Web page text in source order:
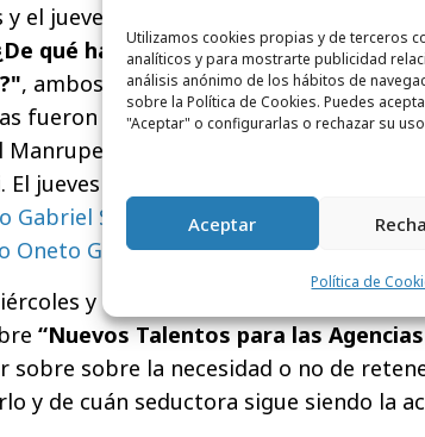
Utilizamos cookies propias y de terceros
analíticos y para mostrarte publicidad
análisis anónimo de los hábitos de
sobre la Política de Cookies. Puedes
"Aceptar" o configurarlas o rechazar su
Aceptar
Política de
y el jueves se desarrollaron dos paneles
qué hablamos hoy cuando
, ambos coordinados por Carlos
fueron
Martín Mercado, Pablo Gil,
Manrupe, Mariano Pasik, Peta Rivera
El jueves fue el turno de Pablo Abadie,
Gabriel Sánchez ,Santiago Keller
Oneto GaonaySergio Garrido
y coordinado por Patricia Martin,
“Nuevos Talentos para las
sobre sobre la necesidad o no de
y de cuán seductora sigue siendo la